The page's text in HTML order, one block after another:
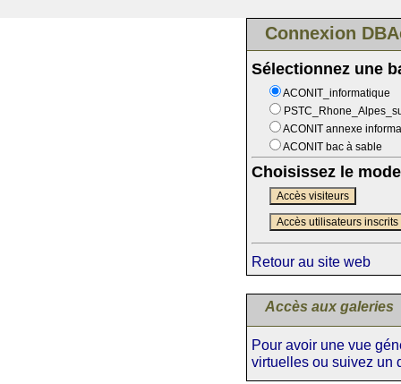
Connexion
Sélectionnez une
ACONIT_informatique
ACONIT annexe
ACONIT bac à sable
Choisissez le
Accès visiteurs
Accès utilisateurs inscrits
Retour au site web
Accès aux galeries
Pour avoir une vue
virtuelles ou suivez un